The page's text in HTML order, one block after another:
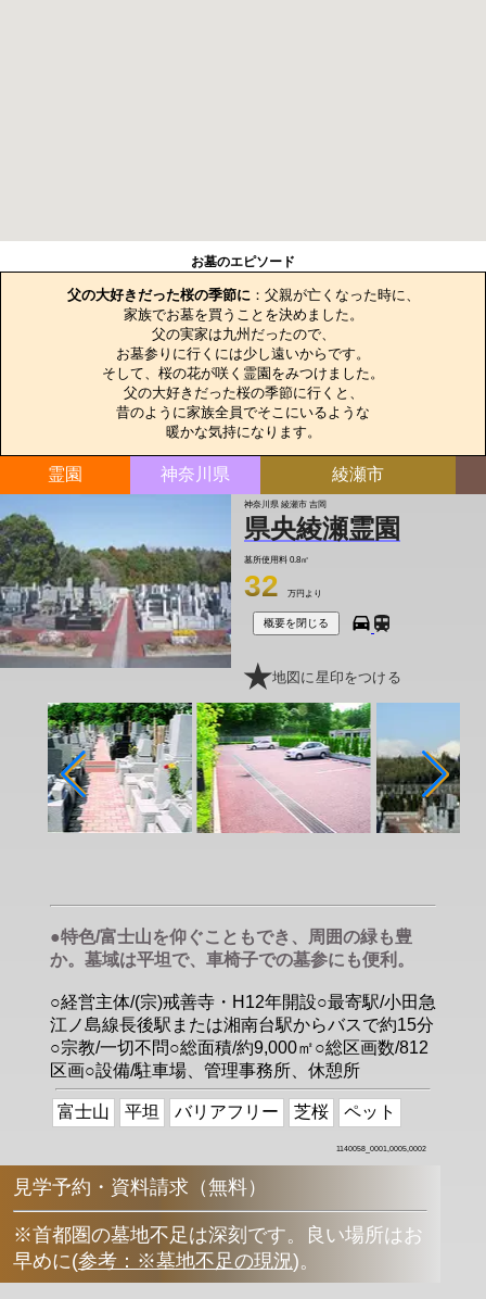
お墓のエピソード
父の大好きだった桜の季節に ：父親が亡くなった時に、
家族でお墓を買うことを決めました。
父の実家は九州だったので、
お墓参りに行くには少し遠いからです。
そして、桜の花が咲く霊園をみつけました。
父の大好きだった桜の季節に行くと、
昔のように家族全員でそこにいるような
暖かな気持になります。
霊園 神奈川県 綾瀬市
神奈川県 綾瀬市 吉岡
県央綾瀬霊園
墓所使用料 0.8㎡
32 万円より
概要を閉じる
地図に星印をつける
●特色/富士山を仰ぐこともでき、周囲の緑も豊
か。墓域は平坦で、車椅子での墓参にも便利。
○経営主体/(宗)戒善寺・H12年開設○最寄駅/小田急
江ノ島線長後駅または湘南台駅からバスで約15分
○宗教/一切不問○総面積/約9,000㎡○総区画数/812
区画○設備/駐車場、管理事務所、休憩所
富士山 平坦 バリアフリー 芝桜 ペット
1140058_0001,0005,0002
見学予約・資料請求（無料）
※首都圏の墓地不足は深刻です。良い場所はお
早めに(参考：※墓地不足の現況)。